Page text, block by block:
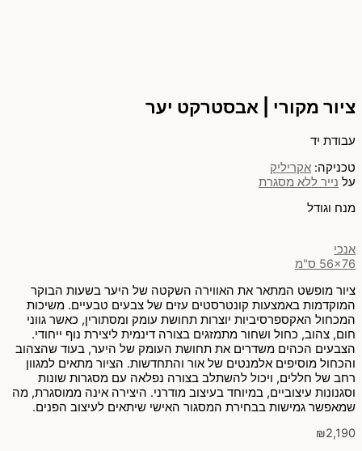
ציור מקורי | אבסטרקט יער
עבודת יד
טכניקה: אקריליק
על נייר ללא מסגרת
מנח וגודל
אנכי
56x76 ס"מ
ציור מופשט המתאר את האווירה השקטה של היער בשעות הבוקר
המוקדמות באמצעות קונטרסטים עזים של צבעים טבעיים. משיכות
המכחול האקספרסיביות יוצרות תחושת עומק ומסתורין, כאשר גווני
חום, צהוב, כחול ושחור מתמזגים בצורה דינמית ליצירת נוף ייחודי.
הצבעים הכהים משדרים את תחושת העומק של היער, בעוד שהצהוב
והכחול מוסיפים אלמנטים של אור והתחדשות. הציור מתאים למגוון
רחב של חללים, ויכול להשתלב בצורה נפלאה עם מסגרות שונות
וסגנונות עיצוביים, במיוחד בעיצוב מודרני. היצירה אינה ממוסגרת, מה
שמאפשר גמישות בבחירת המסגור האישי שיתאים לעיצוב הפנים.
₪2,190